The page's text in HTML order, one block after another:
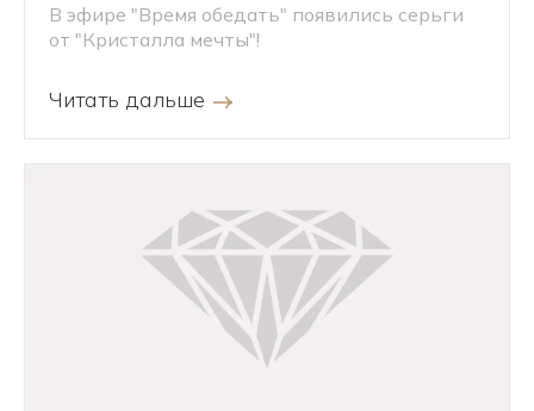
В эфире "Время обедать" появились серьги
от "Кристалла мечты"!
Читать дальше